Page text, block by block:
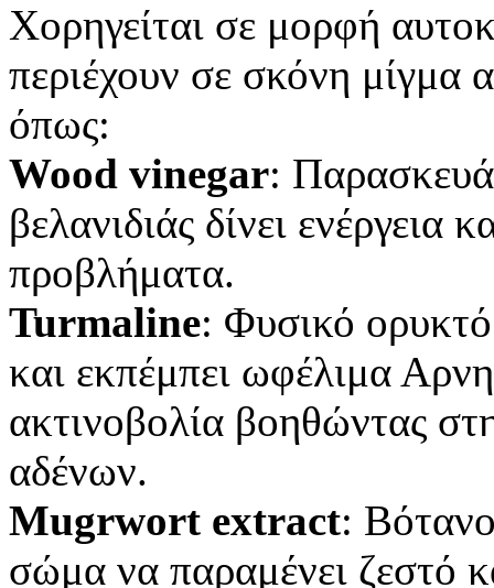
Χορηγείται σε μορφή
περιέχουν σε σκόνη μίγμα
όπως:
Wood vinegar:
βελανιδιάς δίνει ενέργεια
προβλήματα.
Turmaline: Φυσικό
και εκπέμπει ωφέλιμα
ακτινοβολία βοηθώντας
αδένων.
Mugrwort extract:
σώμα να παραμένει ζεστό